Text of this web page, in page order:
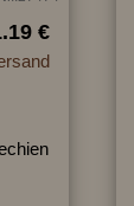
€